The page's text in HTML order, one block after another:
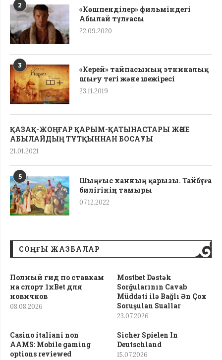
2
«Көшпенділер» фильміндегі
Абылай тұлғасы
22.09.2020
3
«Керей» тайпасының этникалық
шығу тегі жəне шежіресі
23.11.2019
ҚАЗАҚ-ЖОҢҒАР ҚАРЫМ-ҚАТЫНАСТАРЫ ЖӘНЕ
АБЫЛАЙДЫҢ ТҰТҚЫННАН БОСАУЫ
21.01.2021
5
Шыңғыс ханның қарызы. Тайбұға
билігінің тамыры
07.12.2022
СОҢҒЫ ЖАЗБАЛАР
Полный гид по ставкам
на спорт 1xBet для
новичков
08.08.2026
Mostbet Dəstək
Sorğularının Cavab
Müddəti ilə Bağlı Ən Çox
Soruşulan Suallar
23.07.2026
Casino italiani non
AAMS: Mobile gaming
options reviewed
Sicher Spielen In
Deutschland
15.07.2026